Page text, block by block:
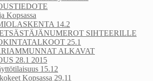
Kopsassa
14.2
SIHTEERILLE
25.1
ALKAVAT
28.1 2015
15.12
Kopsassa 29.11